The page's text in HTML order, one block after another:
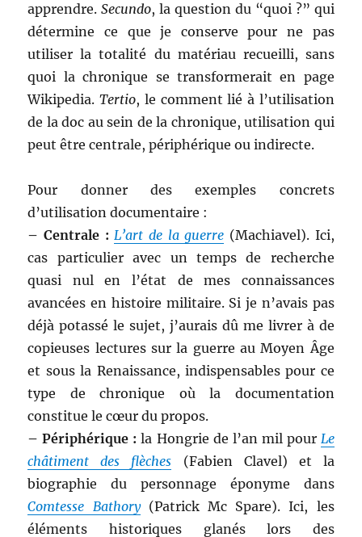
apprendre.Secundo, la question du “quoi ?” qui
détermine ce que je conserve pour ne pas
utiliser la totalité du matériau recueilli, sans
quoi la chronique se transformerait en page
Wikipedia.Tertio, le comment lié à l’utilisation
de la doc au sein de la chronique, utilisation qui
peut être centrale, périphérique ou indirecte.
Pour donner des exemples concrets
d’utilisation documentaire :
– Centrale : L’art de la guerre (Machiavel). Ici,
cas particulier avec un temps de recherche
quasi nul en l’état de mes connaissances
avancées en histoire militaire. Si je n’avais pas
déjà potassé le sujet, j’aurais dû me livrer à de
copieuses lectures sur la guerre au Moyen Âge
et sous la Renaissance, indispensables pour ce
type de chronique où la documentation
constitue le cœur du propos.
– Périphérique : la Hongrie de l’an mil pour Le
châtiment des flèches (Fabien Clavel) et la
biographie du personnage éponyme dans
Comtesse Bathory(Patrick Mc Spare). Ici, les
éléments historiques glanés lors des